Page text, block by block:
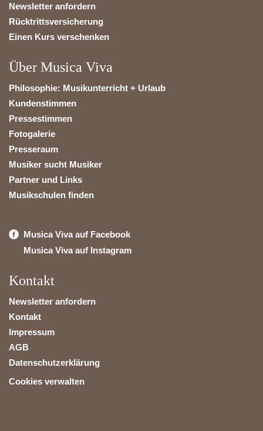
Newsletter anfordern
Rücktrittsversicherung
Einen Kurs verschenken
Über Musica Viva
Philosophie: Musikunterricht + Urlaub
Kundenstimmen
Pressestimmen
Fotogalerie
Presseraum
Musiker sucht Musiker
Partner und Links
Musikschulen finden
Musica Viva auf Facebook
Musica Viva auf Instagram
Kontakt
Newsletter anfordern
Kontakt
Impressum
AGB
Datenschutzerklärung
Cookies verwalten